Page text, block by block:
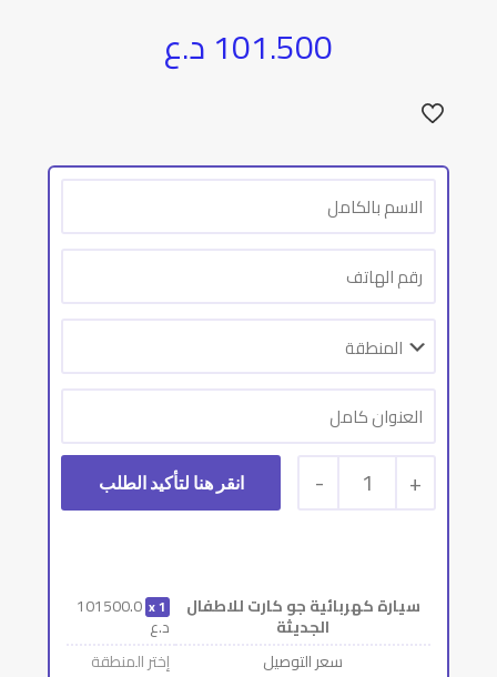
101.500د.ع
+
1
-
سيارة كهربائية جو كارت للاطفال
الجديثة
1
101500.0
د.ع
سعر التوصيل
إختر المنطقة